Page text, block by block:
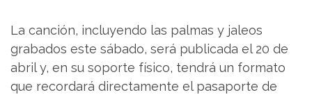
La canción, incluyendo las palmas y jaleos
grabados este sábado, será publicada el 20 de
abril y, en su soporte físico, tendrá un formato
que recordará directamente el pasaporte de